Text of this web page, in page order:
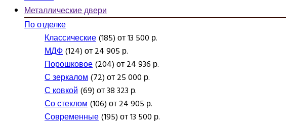
Металлические двери
По отделке
Классические(185) от 13 500 р.
МДФ(124) от 24 905 р.
Порошковое(204) от 24 936 р.
С зеркалом(72) от 25 000 р.
С ковкой(69) от 38 323 р.
Со стеклом(106) от 24 905 р.
Современные(195) от 13 500 р.